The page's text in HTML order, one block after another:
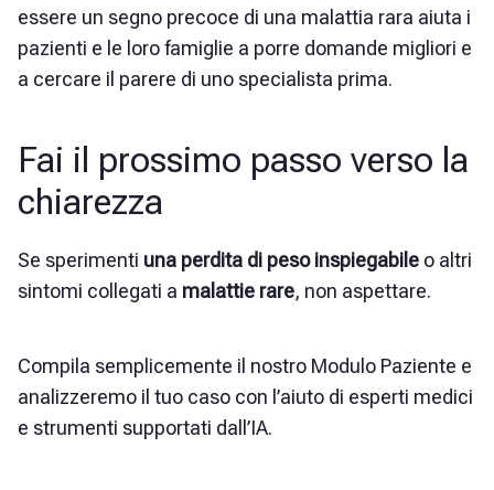
essere un segno precoce di una malattia rara aiuta i
pazienti e le loro famiglie a porre domande migliori e
a cercare il parere di uno specialista prima.
Fai il prossimo passo verso la
chiarezza
Se sperimenti una perdita di peso inspiegabile o altri
sintomi collegati a malattie rare, non aspettare.
Compila semplicemente il nostro Modulo Paziente e
analizzeremo il tuo caso con l’aiuto di esperti medici
e strumenti supportati dall’IA.